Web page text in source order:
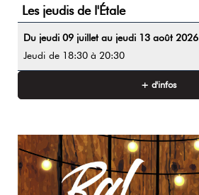
Les jeudis de l'Étale
Du jeudi 09 juillet au jeudi 13 août 2026
Jeudi de 18:30 à 20:30
+ d'infos